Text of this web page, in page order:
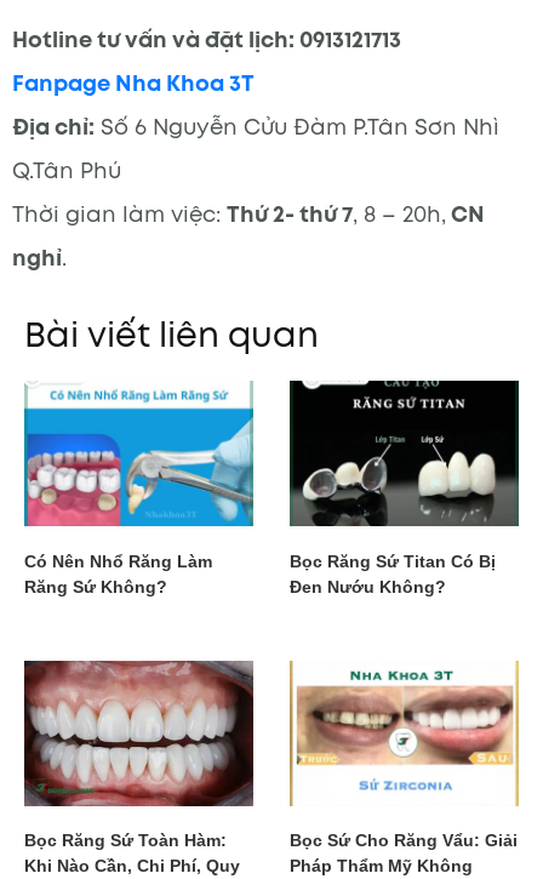
Hotline tư vấn và đặt lịch: 0913121713
Fanpage Nha Khoa 3T
Địa chỉ: Số 6 Nguyễn Cửu Đàm P.Tân Sơn Nhì
Q.Tân Phú
Thời gian làm việc: Thứ 2- thứ 7, 8 – 20h,CN
nghỉ.
Bài viết liên quan
Có Nên Nhổ Răng Làm
Răng Sứ Không?
Bọc Răng Sứ Titan Có Bị
Đen Nướu Không?
Bọc Răng Sứ Toàn Hàm:
Khi Nào Cần, Chi Phí, Quy
Bọc Sứ Cho Răng Vẩu: Giải
Pháp Thẩm Mỹ Không